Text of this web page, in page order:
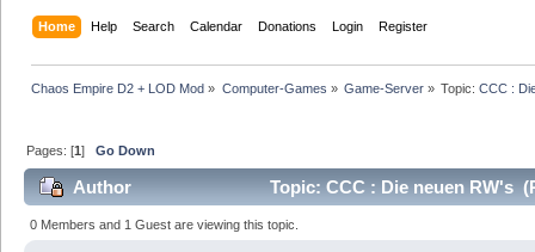
Home Help Search Calendar Donations Login Register
Chaos Empire D2 + LOD Mod » Computer-Games » Game-Server» Topic:CCC :
Pages: [1]Go Down
Author Topic: CCC : Die neuen RW's
0 Members and 1 Guest are viewing this topic.